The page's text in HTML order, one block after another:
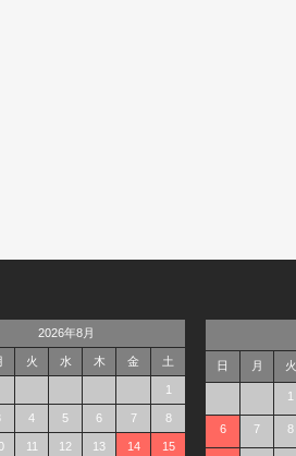
2026年8月
火 水 木 金 土
1
4 5 6 7 8
11 12 13 14 15
日 月 火
1
6 7 8